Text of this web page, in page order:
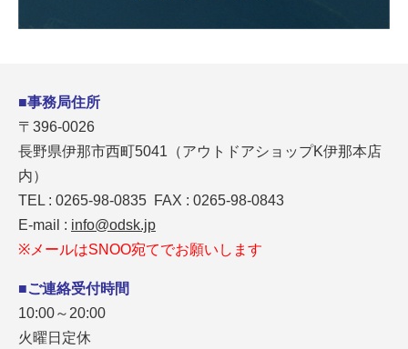
■事務局住所
〒396-0026
長野県伊那市西町5041（アウトドアショップK伊那本店
内）
TEL : 0265-98-0835 FAX : 0265-98-0843
E-mail : info@odsk.jp
※メールはSNOO宛てでお願いします
■ご連絡受付時間
10:00～20:00
火曜日定休